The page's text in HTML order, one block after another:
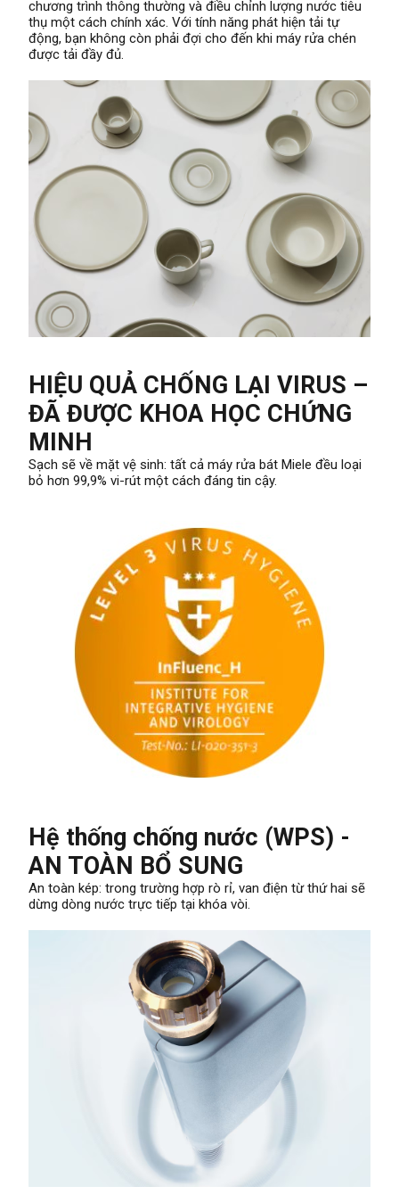
chương trình thông thường và điều chỉnh lượng nước tiêu
thụ một cách chính xác. Với tính năng phát hiện tải tự
động, bạn không còn phải đợi cho đến khi máy rửa chén
được tải đầy đủ.
HIỆU QUẢ CHỐNG LẠI VIRUS –
ĐÃ ĐƯỢC KHOA HỌC CHỨNG
MINH
Sạch sẽ về mặt vệ sinh: tất cả máy rửa bát Miele đều loại
bỏ hơn 99,9% vi-rút một cách đáng tin cậy.
Hệ thống chống nước (WPS) -
AN TOÀN BỔ SUNG
An toàn kép: trong trường hợp rò rỉ, van điện từ thứ hai sẽ
dừng dòng nước trực tiếp tại khóa vòi.